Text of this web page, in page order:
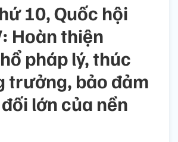
10, Quốc hội
Hoàn thiện
pháp lý, thúc
trưởng, bảo đảm
lớn của nền